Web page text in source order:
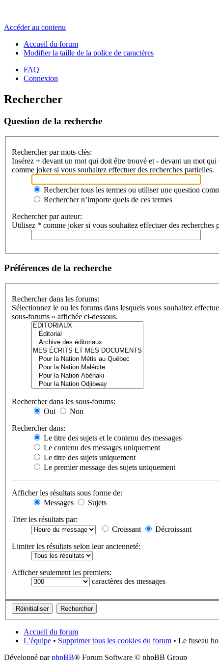
Accéder au contenu
Accueil du forum
Modifier la taille de la police de caractères
FAQ
Connexion
Rechercher
Question de la recherche
Rechercher par mots-clés:
Insérez + devant un mot qui doit être trouvé et - devant un mot qui
comme joker si vous souhaitez effectuer des recherches partielles.
Rechercher tous les termes ou utiliser une question
Rechercher n’importe quels de ces termes
Rechercher par auteur:
Utilisez * comme joker si vous souhaitez effectuer des recherches
Préférences de la recherche
Rechercher dans les forums:
Sélectionnez le ou les forums dans lesquels vous souhaitez
sous-forums » affichée ci-dessous.
Rechercher dans les sous-forums:
Oui
Non
Rechercher dans:
Le titre des sujets et le contenu des messages
Le contenu des messages uniquement
Le titre des sujets uniquement
Le premier message des sujets uniquement
Afficher les résultats sous forme de:
Messages
Sujets
Trier les résultats par:
Croissant
Décroissant
Limiter les résultats selon leur ancienneté:
Afficher seulement les premiers:
caractères des messages
Accueil du forum
L’équipe • Supprimer tous les cookies du forum • Le fuseau
Développé parphpBB® Forum Software © phpBB Group